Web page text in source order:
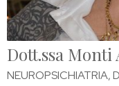
Dott.ssa Monti
NEUROPSICHIATRIA,